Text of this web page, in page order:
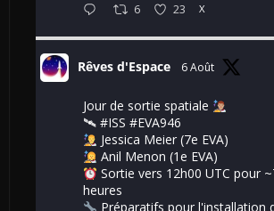
6 23 X
Rêves d'Espace 6 Août
Jour de sortie spatiale
🛰 #ISS #EVA946
Jessica Meier (7e EVA)
Anil Menon (1e EVA)
Sortie vers 12h00 UTC pour
heures
Préparatifs pour l'installation